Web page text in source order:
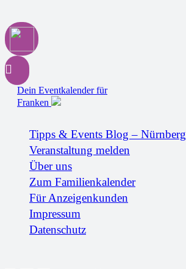
Dein Eventkalender für
Franken
Tipps & Events Blog – Nürnberg
Veranstaltung melden
Über uns
Zum Familienkalender
Für Anzeigenkunden
Impressum
Datenschutz